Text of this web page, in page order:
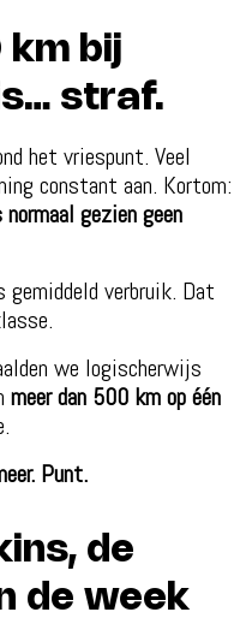
km bij
straf.
het vriespunt. Veel
constant aan. Kortom:
normaal gezien geen
gemiddeld verbruik. Dat
we logischerwijs
meer dan 500 km op één
Punt.
de
de week